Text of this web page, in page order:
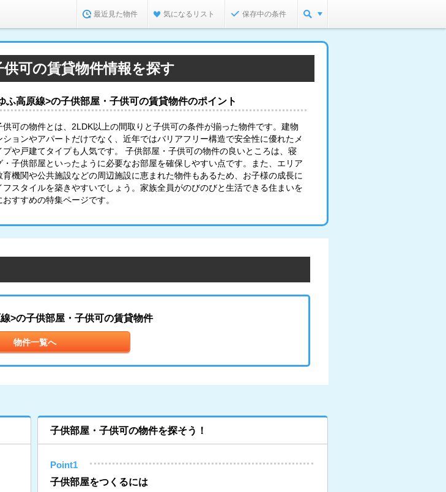
最近見た物件 気になるリスト 保存中の条件
可の賃貸物件情報を探す
ふ高原線>の子供部屋・子供可の賃貸物件のポイント
供可の物件とは、2LDK以上の間取りと子供可の条件が揃った物件です。建物
ションやアパートだけでなく、近年ではバリアフリー構造で安全性に優れたメ
プや戸建てタイプも人気です。 子供部屋・子供可の物件の良いところは、寝
・子供部屋といったように必要なお部屋を確保しやすい点です。また、エリア
育機関や公共施設などの周辺施設に恵まれた物件もあるため、お子様の成長に
フスタイルを築きやすいでしょう。家族全員がのびのびと生活できる住まいを
すすめの特集ページです。
>の子供部屋・子供可の賃貸物件
物件一覧へ
子供部屋・子供可の物件を探そう！
Point1
子供部屋をつくるには